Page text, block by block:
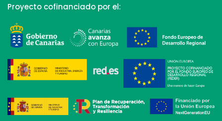
Proyecto cofinanciado por el: